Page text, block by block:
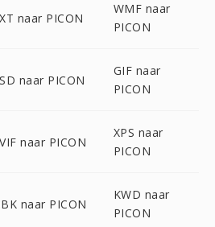
naar PICON
WMF naar
PICON
naar PICON
GIF naar
PICON
naar PICON
XPS naar
PICON
naar PICON
KWD naar
PICON